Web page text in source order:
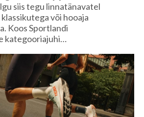
siis tegu linnatänavatel
või hooaja
Koos Sportlandi
kategooriajuhi…